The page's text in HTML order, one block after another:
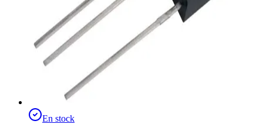
En stock